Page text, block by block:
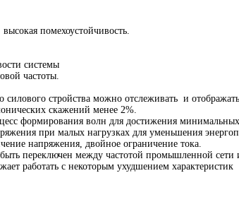
помехоустойчивость.
системы
частоты.
силового стройства можно отслеживать и
скажений менее 2%.
формирования волн для достижения
при малых нагрузках для уменьшения
напряжения, двойное ограничение тока.
переключен между частотой промышленной сети
работать с некоторым ухудшением характеристик